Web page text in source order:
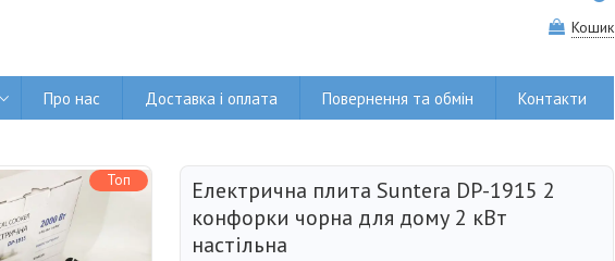
Кошик
Про нас Доставка і оплата Повернення та обмін Контакти
Топ
Електрична плита Suntera DP-1915 2
конфорки чорна для дому 2 кВт
настільна